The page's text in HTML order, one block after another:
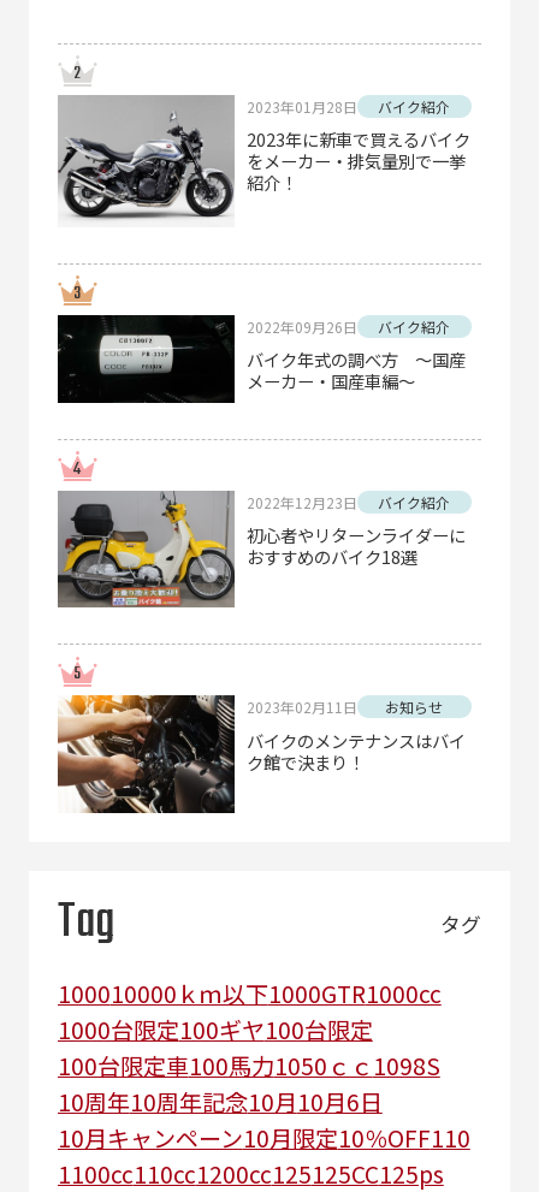
2023年01月28日 バイク紹介
2023年に新車で買えるバイク
をメーカー・排気量別で一挙
紹介！
2022年09月26日 バイク紹介
バイク年式の調べ方 ～国産
メーカー・国産車編～
2022年12月23日 バイク紹介
初心者やリターンライダーに
おすすめのバイク18選
2023年02月11日 お知らせ
バイクのメンテナンスはバイ
ク館で決まり！
Tag タグ
100010000ｋｍ以下1000GTR1000cc
1000台限定100ギヤ100台限定
100台限定車100馬力1050ｃｃ 1098S
10周年10周年記念10月10月6日
10月キャンペーン10月限定10％OFF110
1100cc110cc1200cc125125CC125ps